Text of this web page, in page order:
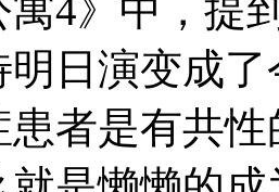
寓4》中，提
明日演变成
患者是有共